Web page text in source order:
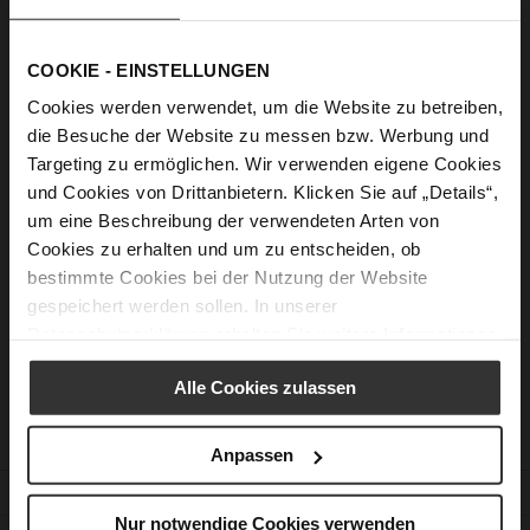
COOKIE - EINSTELLUNGEN
Cookies werden verwendet, um die Website zu betreiben,
die Besuche der Website zu messen bzw. Werbung und
Targeting zu ermöglichen. Wir verwenden eigene Cookies
und Cookies von Drittanbietern. Klicken Sie auf „Details“,
um eine Beschreibung der verwendeten Arten von
Cookies zu erhalten und um zu entscheiden, ob
bestimmte Cookies bei der Nutzung der Website
gespeichert werden sollen. In unserer
Alle Cookies zulassen
Anpassen
Nur notwendige Cookies verwenden
Show Password
Forgot Your Password?
New Customers
Creating an account has many benefits: check out faster, keep
more than one address, track orders and more.
CUSTOMER SERVICE